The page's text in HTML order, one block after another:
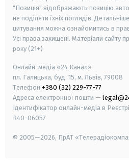
"Позиція" відображають позицію
не поділяти їхніх поглядів.
цитування можна ознайомитись в
Усі права захищені. Матеріали сайту
року (21+)
Онлайн-медіа «24 Канал»
пл. Галицька, буд. 15, м. Львів, 79008
Телефон +380 (32) 229-77-77
Адреса електронної пошти —
Ідентифікатор онлайн-медіа в
R40-06057
© 2005—2026, ПрАТ